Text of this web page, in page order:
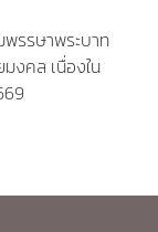
รรษาพระบาท
งคล เนื่องใน